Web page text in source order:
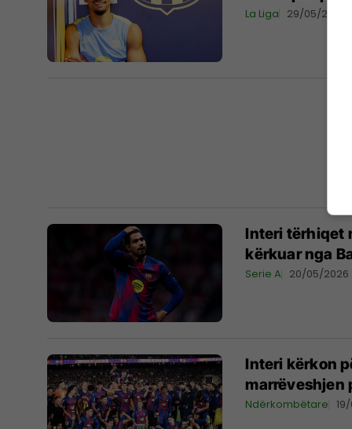
La Liga 29/05/2026
Interi tërhiqet
kërkuar nga
Serie A 20/05/2026
Interi kërkon
marrëveshjen
Ndërkombëtare